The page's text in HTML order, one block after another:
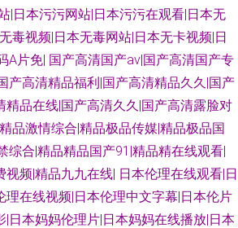
国产会所技师高跟 欧美成人社区论坛 91黄色变态
91婷婷射 欧美成人超碰不卡 日本久久爱 玖玖偷
合专区 91视频网在线 97婷婷四色播 人人操网址
男女91上 91熊猫tv网页 免费看片91 91青青视屏
品27 国产一二一二级 操逼视频软件 啊v视频在线
|日本污污网站|日本污污在观看|日本无
毒视频|日本无毒网站|日本无卡视频|日
A片免| 国产高清国产av|国产高清国产专
产高清精品福利|国产高清精品久久|国产
精品在线|国产高清久久|国产高清露脸对
精品激情综合|精品极品传媒|精品极品国
综合|精品精品国产91|精品精在线观看|
视频|精品九九在线| 日本伦理在线观看|日
理在线视频|日本伦理中文字幕|日本伦片
|日本妈妈伦理片|日本妈妈在线播放|日本